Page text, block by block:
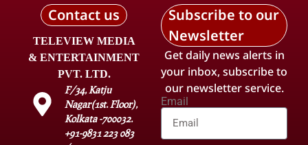
Contact us
TELEVIEW MEDIA
& ENTERTAINMENT
PVT. LTD.
F/34, Katju
Nagar(1st. Floor),
Kolkata -700032.
+91-9831 223 083
Subscribe to our
Newsletter
Get daily news alerts in
your inbox, subscribe to
our newsletter service.
Email